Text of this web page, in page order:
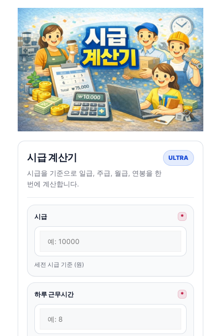
시급 계산기
시급을 기준으로 일급, 주급, 월급, 연봉을 한
번에 계산합니다.
ULTRA
시급 *
세전 시급 기준 (원)
하루 근무시간 *